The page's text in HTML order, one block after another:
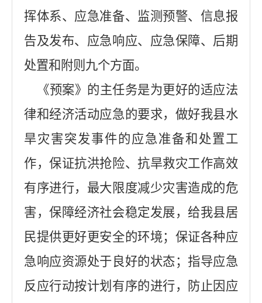
挥体系、应急准备、监测预警、信息报
告及发布、应急响应、应急保障、后期
处置和附则九个方面。
《预案》的主任务是为更好的适应法
律和经济活动应急的要求，做好我县水
旱灾害突发事件的应急准备和处置工
作，保证抗洪抢险、抗旱救灾工作高效
有序进行，最大限度减少灾害造成的危
害，保障经济社会稳定发展，给我县居
民提供更好更安全的环境；保证各种应
急响应资源处于良好的状态；指导应急
反应行动按计划有序的进行，防止因应